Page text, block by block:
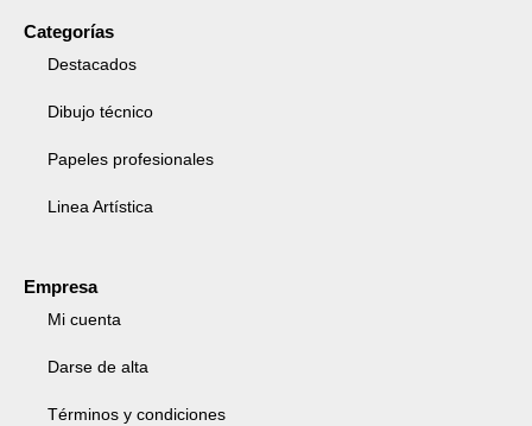
Categorías
Destacados
Dibujo técnico
Papeles profesionales
Linea Artística
Empresa
Mi cuenta
Darse de alta
Términos y condiciones